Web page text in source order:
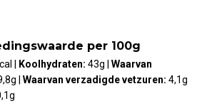
per 100g
| Koolhydraten: 43g | Waarvan
| Waarvan verzadigde vetzuren: 4,1g